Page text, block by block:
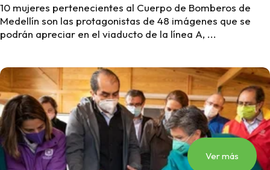
10 mujeres pertenecientes al Cuerpo de Bomberos de
Medellín son las protagonistas de 48 imágenes que se
podrán apreciar en el viaducto de la línea A, ...
Ver más